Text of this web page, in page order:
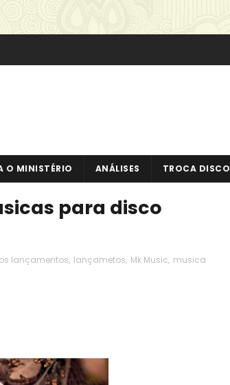
O MINISTÉRIO ANÁLISES TROCA DISCO
para disco
lançamentos, lançametos, Mk Music, musica